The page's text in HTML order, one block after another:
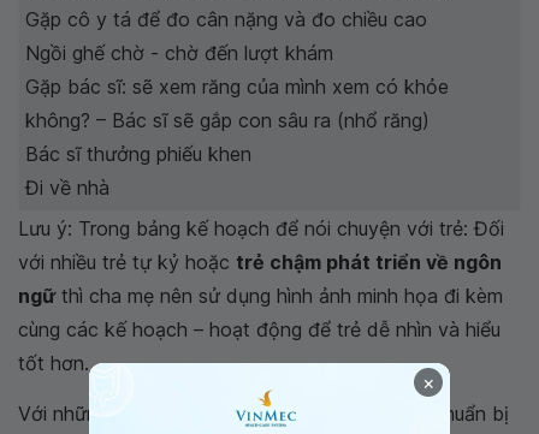
Gặp cô y tá để đo cân nặng và đo chiều cao
Ngồi ghế chờ - chờ đến lượt khám
Gặp bác sĩ: sẽ xem răng của mình xem có khỏe
không? – Bác sĩ sẽ gắp con sâu ra (nhổ răng)
Bác sĩ thưởng phiếu khen
Đi về nhà
Lưu ý: Trong bảng kế hoạch để nói chuyện với trẻ: Đối
với nhiều trẻ tự kỷ hoặc trẻ chậm phát triển về ngôn
ngữthì cha mẹ nên sử dụng hình ảnh minh họa đi kèm
cùng các kế hoạch – hoạt động để trẻ dễ nhìn và hiểu
tốt hơn.
Với những cách thực hiện trên đây cha mẹ đã chuẩn bị
×